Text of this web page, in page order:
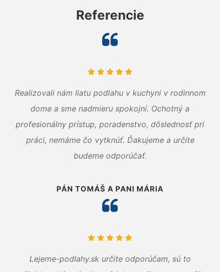
Referencie
Realizovali nám liatu podlahu v kuchyni v rodinnom
dome a sme nadmieru spokojní. Ochotný a
profesionálny prístup, poradenstvo, dôslednosť pri
práci, nemáme čo vytknúť. Ďakujeme a určite
budeme odporúčať.
PÁN TOMÁŠ A PANI MÁRIA
Lejeme-podlahy.sk určite odporúčam, sú to